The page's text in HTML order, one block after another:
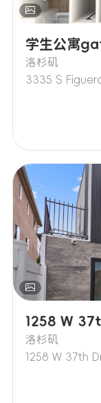
学生公寓
洛杉矶
3335 S
1258 W
洛杉矶
1258 W 37th